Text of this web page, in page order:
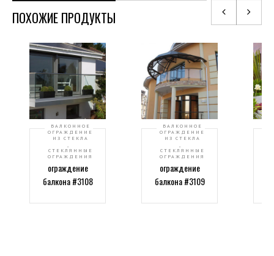
ПОХОЖИЕ ПРОДУКТЫ
БАЛКОННОЕ
ОГРАЖДЕНИЕ
ИЗ СТЕКЛА
,
СТЕКЛЯННЫЕ
ОГРАЖДЕНИЯ
Стеклянное
ограждение
балкона #3108
БАЛКОННОЕ
ОГРАЖДЕНИЕ
ИЗ СТЕКЛА
,
СТЕКЛЯННЫЕ
ОГРАЖДЕНИЯ
Стеклянное
ограждение
балкона #3109